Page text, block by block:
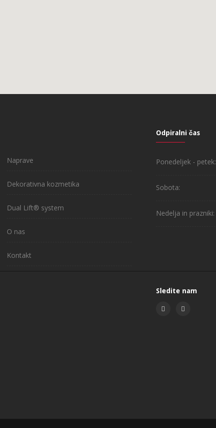
Naprave
Dekorativna kozmetika
Dual Lift® system
O nas
Kontakt
Odpiralni čas
Ponedeljek - petek:
Sobota:
Nedelja in prazniki:
Sledite nam